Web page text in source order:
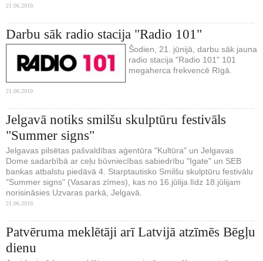
21.06.2010.
Darbu sāk radio stacija "Radio 101"
Šodien, 21. jūnijā, darbu sāk jauna
radio stacija "Radio 101" 101
megaherca frekvencē Rīgā.
21.06.2010.
Jelgavā notiks smilšu skulptūru festivāls
"Summer signs"
Jelgavas pilsētas pašvaldības aģentūra "Kultūra" un Jelgavas
Dome sadarbībā ar ceļu būvniecības sabiedrību "Igate" un SEB
bankas atbalstu piedāvā 4. Starptautisko Smilšu skulptūru festivālu
"Summer signs" (Vasaras zīmes), kas no 16.jūlija līdz 18.jūlijam
norisināsies Uzvaras parkā, Jelgavā.
21.06.2010.
Patvēruma meklētāji arī Latvijā atzīmēs Bēgļu
dienu